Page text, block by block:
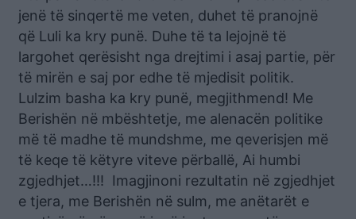
jenë të sinqertë me veten, duhet të pranojnë
që Luli ka kry punë. Duhe të ta lejojnë të
largohet qerësisht nga drejtimi i asaj partie, për
të mirën e saj por edhe të mjedisit politik.
Lulzim basha ka kry punë, megjithmend! Me
Berishën në mbështetje, me alenacën politike
më të madhe të mundshme, me qeverisjen më
të keqe të këtyre viteve përballë, Ai humbi
zgjedhjet…!!! Imagjinoni rezultatin në zgjedhjet
e tjera, me Berishën në sulm, me anëtarët e